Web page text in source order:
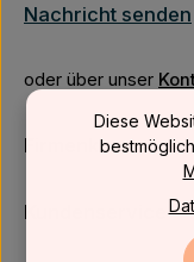
Nachricht senden
oder über unser
Firmenkunden
Kundenservice
Diese